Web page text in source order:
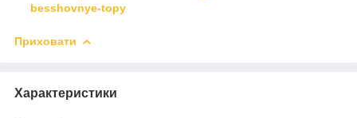
besshovnye-topy
Приховати
Характеристики